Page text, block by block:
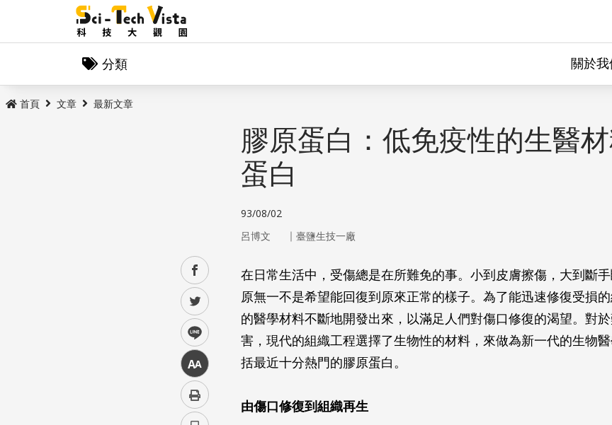
分類 關於我
首頁 文章 最新文章
facebook
twitter
line
中
膠原蛋白：低免疫性的生醫
蛋白
93/08/02
呂博文 ｜ 臺鹽生技一廠
在日常生活中，受傷總是在所難免的事。小到皮膚擦傷，大到斷
原無一不是希望能回復到原來正常的樣子。為了能迅速修復受損
的醫學材料不斷地開發出來，以滿足人們對傷口修復的渴望。對
害，現代的組織工程選擇了生物性的材料，來做為新一代的生物
括最近十分熱門的膠原蛋白。
由傷口修復到組織再生